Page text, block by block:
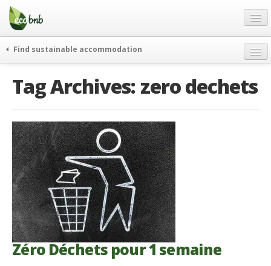
Menu
Skip
content
Offres Spéciales
FAQ
À propos
Partenaires
Contacts
French
German
English
Spanish
Find sustainable accommodation
Tag Archives: zero dechets
Zéro Déchets pour 1 semaine